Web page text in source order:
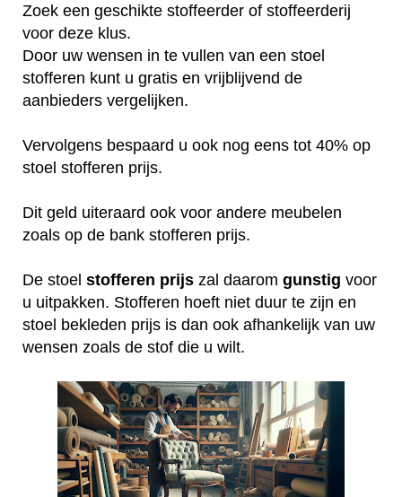
Zoek een geschikte stoffeerder of stoffeerderij
voor deze klus.
Door uw wensen in te vullen van een stoel
stofferen kunt u gratis en vrijblijvend de
aanbieders vergelijken.
Vervolgens bespaard u ook nog eens tot 40% op
stoel stofferen prijs.
Dit geld uiteraard ook voor andere meubelen
zoals op de bank stofferen prijs.
De stoel stofferen prijs zal daarom gunstig voor
u uitpakken. Stofferen hoeft niet duur te zijn en
stoel bekleden prijs is dan ook afhankelijk van uw
wensen zoals de stof die u wilt.